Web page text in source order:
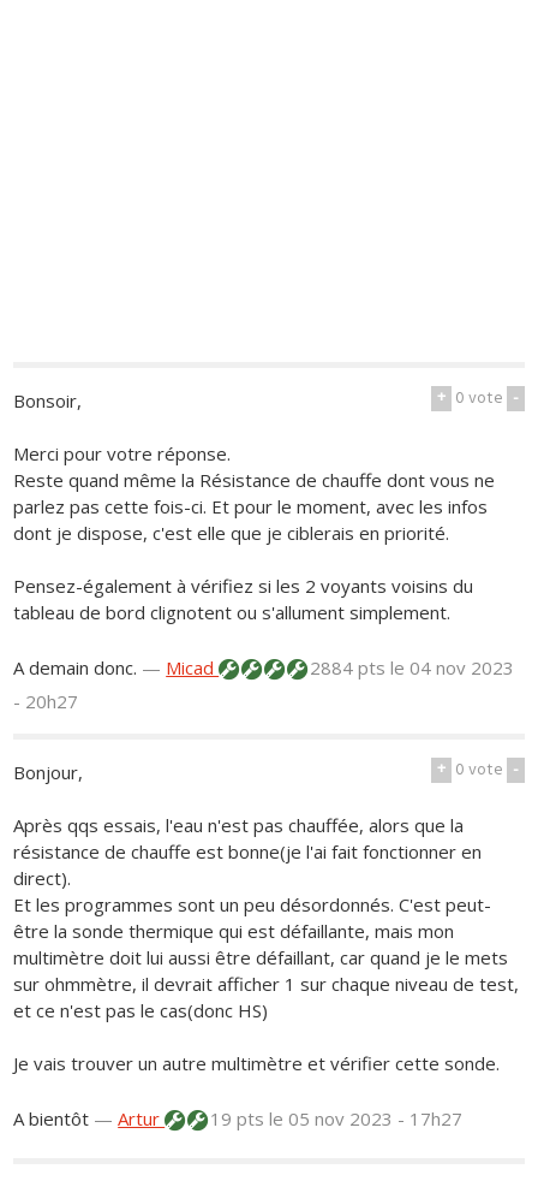
+ 0vote -
Bonsoir,
Merci pour votre réponse.
Reste quand même la Résistance de chauffe dont vous ne
parlez pas cette fois-ci. Et pour le moment, avec les infos
dont je dispose, c'est elle que je ciblerais en priorité.
Pensez-également à vérifiez si les 2 voyants voisins du
tableau de bord clignotent ou s'allument simplement.
A demain donc. — Micad 2884 ptsle 04 nov 2023
- 20h27
+ 0vote -
Bonjour,
Après qqs essais, l'eau n'est pas chauffée, alors que la
résistance de chauffe est bonne(je l'ai fait fonctionner en
direct).
Et les programmes sont un peu désordonnés. C'est peut-
être la sonde thermique qui est défaillante, mais mon
multimètre doit lui aussi être défaillant, car quand je le mets
sur ohmmètre, il devrait afficher 1 sur chaque niveau de test,
et ce n'est pas le cas(donc HS)
Je vais trouver un autre multimètre et vérifier cette sonde.
A bientôt —Artur 19 ptsle 05 nov 2023 - 17h27